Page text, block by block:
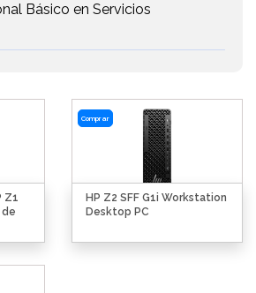
Básico en Servicios
Z1
de
Comprar
HP Z2 SFF G1i Workstation
Desktop PC